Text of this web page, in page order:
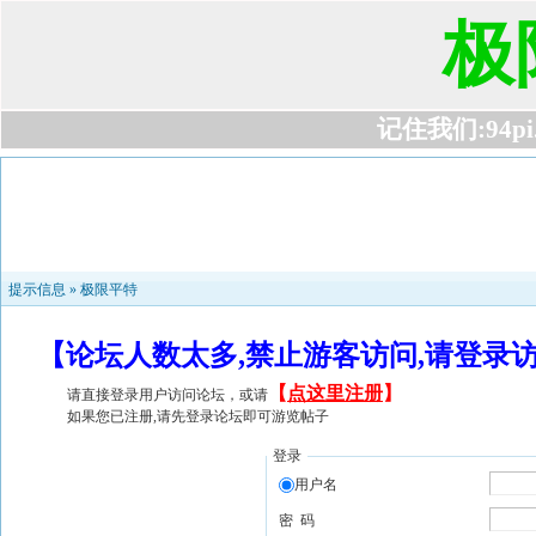
极
记住我们
提示信息 » 极限平特
【论坛人数太多,禁止游客访问,请登
请直接登录用户访问论坛，或请 【 点这里注册】
如果您已注册,请先登录论坛即可游览帖子
登录
用户名
密 码